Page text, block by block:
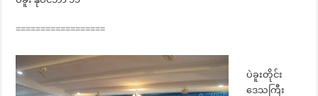
==================
ပဲခူးတိုင်း
ဒေသကြီး